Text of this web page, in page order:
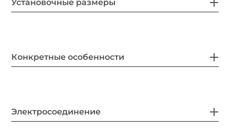
Установочные размеры
Конкретные особенности
Электросоединение